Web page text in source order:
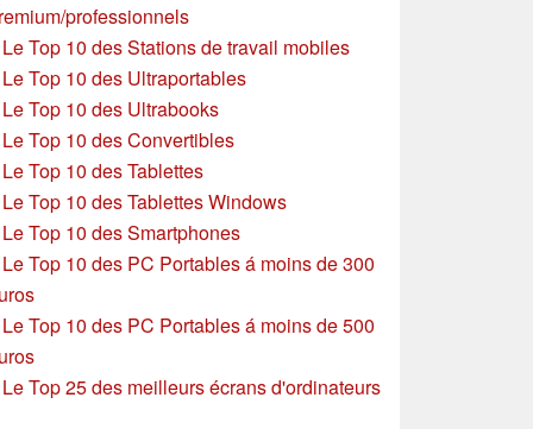
professionnels
Le Top 10 des Stations de travail mobiles
Le Top 10 des Ultraportables
Le Top 10 des Ultrabooks
Le Top 10 des Convertibles
Le Top 10 des Tablettes
Le Top 10 des Tablettes Windows
Le Top 10 des Smartphones
Le Top 10 des PC Portables á moins de 300
Le Top 10 des PC Portables á moins de 500
Le Top 25 des meilleurs écrans d'ordinateurs